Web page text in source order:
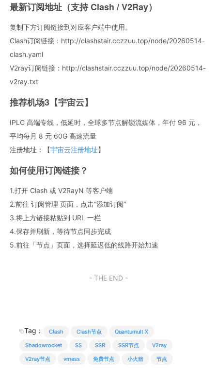
最新订阅地址（支持 Clash / V2Ray）
复制下方订阅链接到对应客户端中使用。
Clash订阅链接：http://clashstair.cczzuu.top/node/20260514-
clash.yaml
V2ray订阅链接：http://clashstair.cczzuu.top/node/20260514-
v2ray.txt
推荐机场3【宇宙云】
IPLC 高端专线，低延时，全球多节点解锁流媒体，年付 96 元，
平均每月 8 元 60G 高速流量
注册地址：【宇宙云注册地址】
如何使用订阅链接？
1.打开 Clash 或 V2RayN 等客户端
2.前往 订阅管理 页面，点击“添加订阅”
3.将上方链接粘贴到 URL 一栏
4.保存并刷新，等待节点同步完成
5.前往「节点」页面，选择延迟低的线路开始加速
- THE END -
Tag： Clash Clash节点
Quantumult X
Shadowrocket
SS SSR SSR节点
V2ray
V2ray节点
vmess 免费节点 小火箭 节点